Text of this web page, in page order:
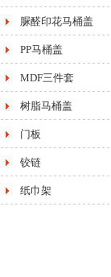
脲醛印花马桶盖
PP马桶盖
MDF三件套
树脂马桶盖
门板
铰链
纸巾架